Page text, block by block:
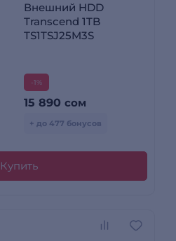
Внешний HDD
Transcend 1TB
TS1TSJ25M3S
-1%
15 890 сом
+ до 477 бонусов
Купить